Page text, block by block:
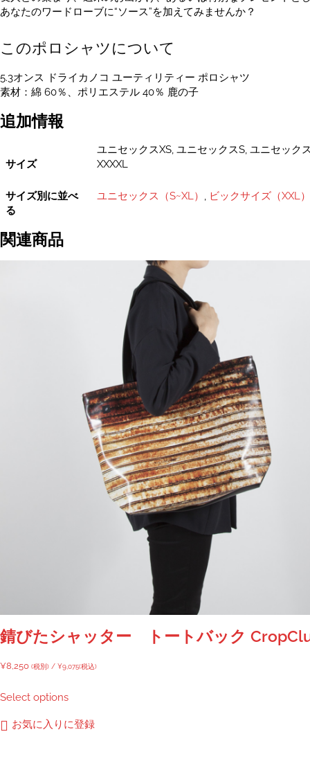
シ
5.3
ン
ス
XS~XXXXL
個
あなたのワードローブに“ソース”を加えてみませんか？
このポロシャツについて
5.3オンス ドライカノコ ユーティリティー ポロシャツ
素材：綿 60％、ポリエステル 40％ 鹿の子
追加情報
サイズ
ユニセックスXS, ユニセックスS, ユニセック
XXXXL
サイズ別に並べ
る
ユニセックス（S~XL） , ビックサイズ（XXL）
関連商品
錆びたシャッター トートバック
¥8,250 (税別) / ¥9,075(税込)
Select options
お気に入りに登録